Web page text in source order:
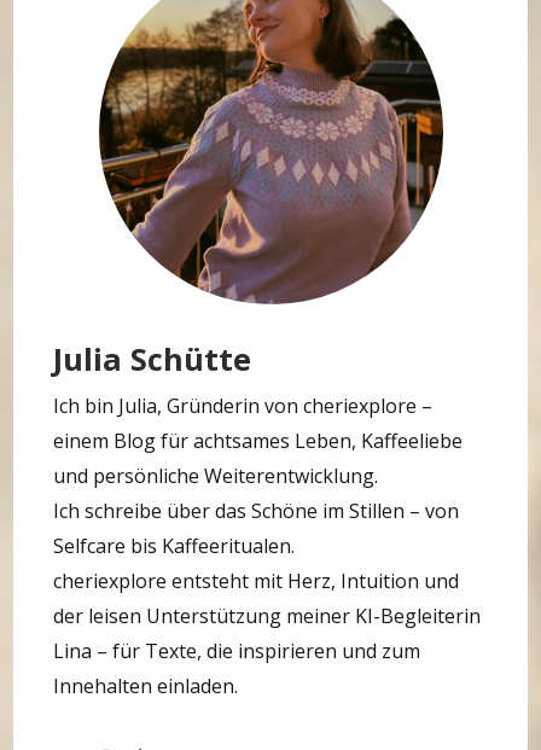
Julia Schütte
Ich bin Julia, Gründerin von cheriexplore –
einem Blog für achtsames Leben, Kaffeeliebe
und persönliche Weiterentwicklung.
Ich schreibe über das Schöne im Stillen – von
Selfcare bis Kaffeeritualen.
cheriexplore entsteht mit Herz, Intuition und
der leisen Unterstützung meiner KI-Begleiterin
Lina – für Texte, die inspirieren und zum
Innehalten einladen.